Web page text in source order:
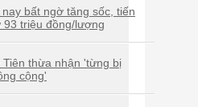
bất ngờ tăng sốc, tiến
93 triệu đồng/lượng
Tiên thừa nhận 'từng bị
cộng'